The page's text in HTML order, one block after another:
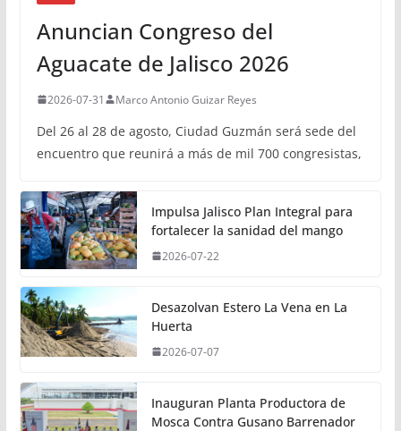
Anuncian Congreso del
Aguacate de Jalisco 2026
2026-07-31 Marco Antonio Guizar Reyes
Del 26 al 28 de agosto, Ciudad Guzmán será sede del
encuentro que reunirá a más de mil 700 congresistas,
Impulsa Jalisco Plan Integral para
fortalecer la sanidad del mango
2026-07-22
Desazolvan Estero La Vena en La
Huerta
2026-07-07
Inauguran Planta Productora de
Mosca Contra Gusano Barrenador